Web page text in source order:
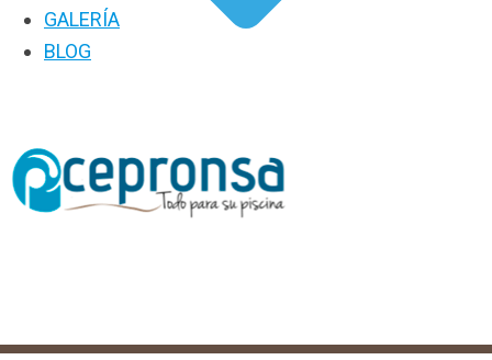
GALERÍA
BLOG
PRODUCTOS